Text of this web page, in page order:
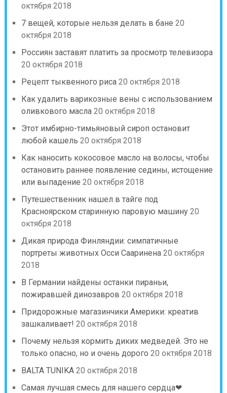
октября 2018
7 вещей, которые нельзя делать в бане 20
октября 2018
Россиян заставят платить за просмотр телевизора
20 октября 2018
Рецепт тыквенного риса 20 октября 2018
Как удалить варикозные вены с использованием
оливкового масла 20 октября 2018
Этот имбирно-тимьяновый сироп остановит
любой кашель 20 октября 2018
Как наносить кокосовое масло на волосы, чтобы
остановить раннее появление седины, истощение
или выпадение 20 октября 2018
Путешественник нашел в тайге под
Красноярском старинную паровую машину 20
октября 2018
Дикая природа Финляндии: симпатичные
портреты животных Осси Сааринена 20 октября
2018
В Германии найдены останки пираньи,
пожиравшей динозавров 20 октября 2018
Придорожные магазинчики Америки: креатив
зашкаливает! 20 октября 2018
Почему нельзя кормить диких медведей. Это не
только опасно, но и очень дорого 20 октября 2018
BALTA TUNIKA 20 октября 2018
Самая лучшая смесь для нашего сердца❤